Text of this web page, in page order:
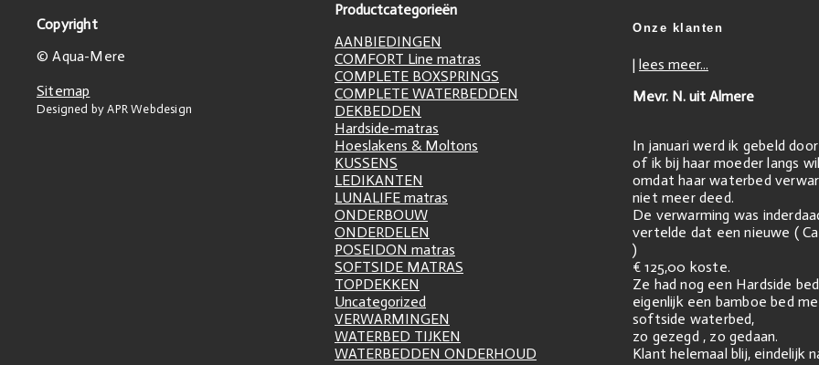
Copyright
© Aqua-Mere
Sitemap
Designed by APR Webdesign
Productcategorieën
AANBIEDINGEN
COMFORT Line matras
COMPLETE BOXSPRINGS
COMPLETE WATERBEDDEN
DEKBEDDEN
Hardside-matras
Hoeslakens & Moltons
KUSSENS
LEDIKANTEN
LUNALIFE matras
ONDERBOUW
ONDERDELEN
POSEIDON matras
SOFTSIDE MATRAS
TOPDEKKEN
Uncategorized
VERWARMINGEN
WATERBED TIJKEN
WATERBEDDEN ONDERHOUD
Onze klanten
| lees meer...
Mevr. N. uit Almere
In januari werd ik gebeld
of ik bij haar moeder langs
omdat haar waterbed
niet meer deed.
De verwarming was
vertelde dat een nieuwe (
)
€ 125,00 koste.
Ze had nog een Hardside
eigenlijk een bamboe bed
softside waterbed,
zo gezegd , zo gedaan.
Klant helemaal blij, eindelijk